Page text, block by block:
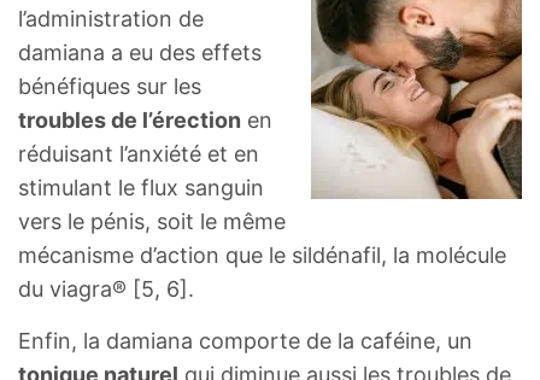
l’administration de
damiana a eu des effets
bénéfiques sur les
troubles de l’érection en
réduisant l’anxiété et en
stimulant le flux sanguin
vers le pénis, soit le même
mécanisme d’action que le sildénafil, la molécule
du viagra® [5, 6].
Enfin, la damiana comporte de la caféine, un
tonique naturel qui diminue aussi les troubles de